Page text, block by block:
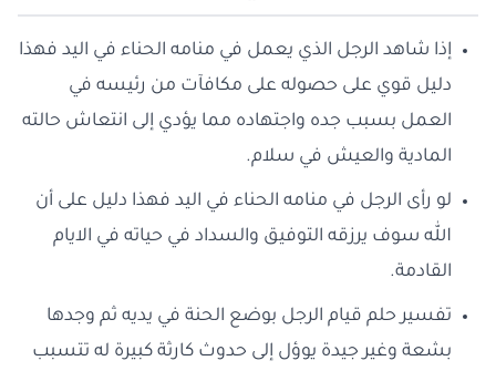
إذا شاهد الرجل الذي يعمل في منامه الحناء في اليد فهذا
دليل قوي على حصوله على مكافآت من رئيسه في
العمل بسبب جده واجتهاده مما يؤدي إلى انتعاش حالته
المادية والعيش في سلام.
لو رأى الرجل في منامه الحناء في اليد فهذا دليل على أن
الله سوف يرزقه التوفيق والسداد في حياته في الايام
القادمة.
تفسير حلم قيام الرجل بوضع الحنة في يديه ثم وجدها
بشعة وغير جيدة يوؤل إلى حدوث كارثة كبيرة له تتسبب